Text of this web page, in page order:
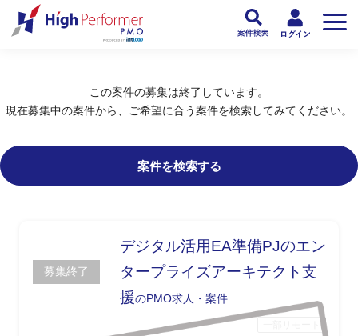
この案件の募集は終了しています。
現在募集中の案件から、ご希望に合う案件を検索してみてください。
案件を検索する
募集終了
デジタル活用EA準備PJのエン
タープライズアーキテクト支
援のPMO求人・案件